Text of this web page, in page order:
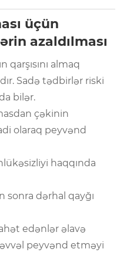
üçün
azaldılması
almaq
Sadə tədbirlər riski
bilər.
çəkinin
olaraq peyvənd
haqqında
sonra dərhal qayğı
edənlər əlavə
peyvənd etməyi